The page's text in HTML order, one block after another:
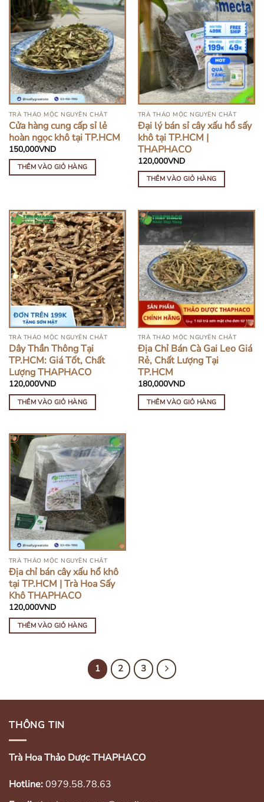
TRÀ THẢO MỘC NGUYÊN CHẤT
Cửa hàng cung cấp sỉ lẻ
hoàn ngọc khô tại TP.HCM
150,000VND
THÊM VÀO GIỎ HÀNG
TRÀ THẢO MỘC NGUYÊN CHẤT
Đại lý bán sỉ cây xấu hổ sấy
khô tại TP.HCM |
THAPHACO
120,000VND
THÊM VÀO GIỎ HÀNG
TRÀ THẢO MỘC NGUYÊN CHẤT
Dây Thần Thông Tại
TP.HCM: Giá Tốt, Chất
Lượng THAPHACO
120,000VND
THÊM VÀO GIỎ HÀNG
TRÀ THẢO MỘC NGUYÊN CHẤT
Địa Chỉ Bán Cà Gai Leo Giá
Rẻ, Chất Lượng Tại
TP.HCM
180,000VND
THÊM VÀO GIỎ HÀNG
TRÀ THẢO MỘC NGUYÊN CHẤT
Địa chỉ bán cây xấu hổ khô
tại TP.HCM | Trà Hoa Sấy
Khô THAPHACO
120,000VND
THÊM VÀO GIỎ HÀNG
1 2 3
THÔNG TIN
Trà Hoa Thảo Dược THAPHACO
Hotline:0979.58.78.63